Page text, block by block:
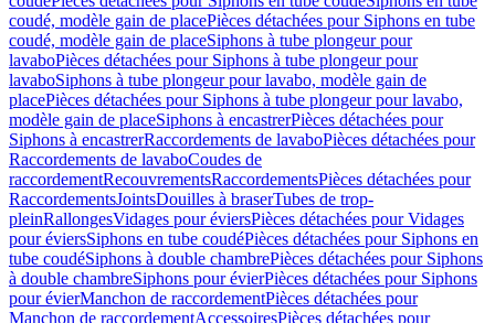
coudé, modèle gain de placePièces détachées pour Siphons en tube
coudé, modèle gain de placeSiphons à tube plongeur pour
lavaboPièces détachées pour Siphons à tube plongeur pour
lavaboSiphons à tube plongeur pour lavabo, modèle gain de
placePièces détachées pour Siphons à tube plongeur pour lavabo,
modèle gain de placeSiphons à encastrerPièces détachées pour
Siphons à encastrerRaccordements de lavaboPièces détachées pour
Raccordements de lavaboCoudes de
raccordementRecouvrementsRaccordementsPièces détachées pour
RaccordementsJointsDouilles à braserTubes de trop-
pleinRallongesVidages pour éviersPièces détachées pour Vidages
pour éviersSiphons en tube coudéPièces détachées pour Siphons en
tube coudéSiphons à double chambrePièces détachées pour Siphons
à double chambreSiphons pour évierPièces détachées pour Siphons
pour évierManchon de raccordementPièces détachées pour
Manchon de raccordementAccessoiresPièces détachées pour